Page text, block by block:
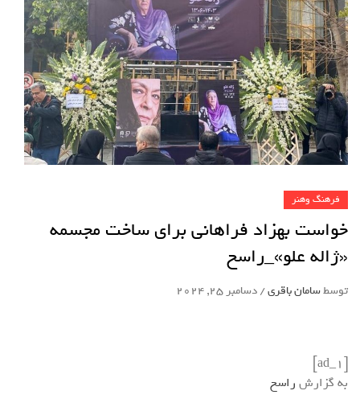
فرهنگ وهنر
خواست بهزاد فراهانی برای ساخت مجسمه
«ژاله علو»_راسخ
توسطسامان باقری/دسامبر 25, 2024
[ad_1]
به گزارش راسخ